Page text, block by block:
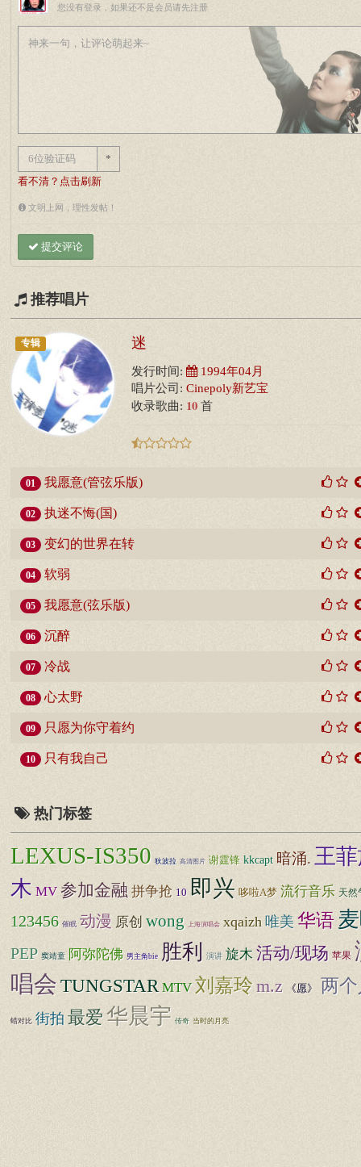
您没有登录，如果还不是会员请先注册
*
看不清？点击刷新
文明上网，理性发帖！
提交评论
推荐唱片
专辑 迷
发行时间: 1994年04月
唱片公司: Cinepoly新艺宝
收录歌曲: 10 首
01 我愿意(管弦乐版)
02 执迷不悔(国)
03 变幻的世界在转
04 软弱
05 我愿意(弦乐版)
06 沉醉
07 冷战
08 心太野
09 只愿为你守着约
10 只有我自己
热门标签
LEXUS-IS350 狄波拉 高清图片 谢霆锋 kkcapt 暗涌. 王
木 MV 参加金融 拼争抢 10 即兴 哆啦A梦 流行音乐 天然
123456 催眠 动漫 原创 wong 上海演唱会 xqaizh 唯美 华语
PEP 窦靖童 阿弥陀佛 男主角bie 胜利 演讲 旋木 活动/现场 苹果
唱会TUNGSTAR MTV 刘嘉玲m.z 《愿》 两
蜡对比 街拍 最爱华晨宇 传奇 当时的月亮